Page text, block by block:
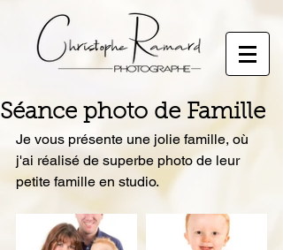
Séance photo de Famille
Je vous présente une jolie famille, où
j'ai réalisé de superbe photo de leur
petite famille en studio.